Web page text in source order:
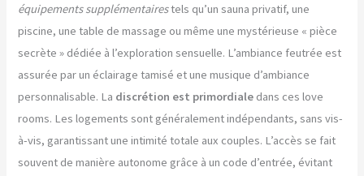
équipements supplémentairestels qu’un sauna privatif, une
piscine, une table de massage ou même une mystérieuse « pièce
secrète » dédiée à l’exploration sensuelle. L’ambiance feutrée est
assurée par un éclairage tamisé et une musique d’ambiance
personnalisable. La discrétion est primordiale dans ces love
rooms. Les logements sont généralement indépendants, sans vis-
à-vis, garantissant une intimité totale aux couples. L’accès se fait
souvent de manière autonome grâce à un code d’entrée, évitant